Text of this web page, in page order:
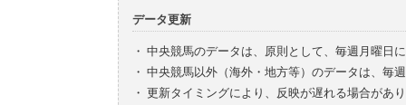
データ更新
・ 中央競馬のデータは、原則として、毎週月曜日
・ 中央競馬以外（海外・地方等）のデータは、毎
・ 更新タイミングにより、反映が遅れる場合があ